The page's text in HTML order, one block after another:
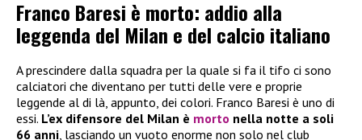
Franco Baresi è morto: addio alla
leggenda del Milan e del calcio italiano
A prescindere dalla squadra per la quale si fa il tifo ci sono
calciatori che diventano per tutti delle vere e proprie
leggende al di là, appunto, dei colori. Franco Baresi è uno di
essi. L’ex difensore del Milan è morto nella notte a soli
66 anni, lasciando un vuoto enorme non solo nel club